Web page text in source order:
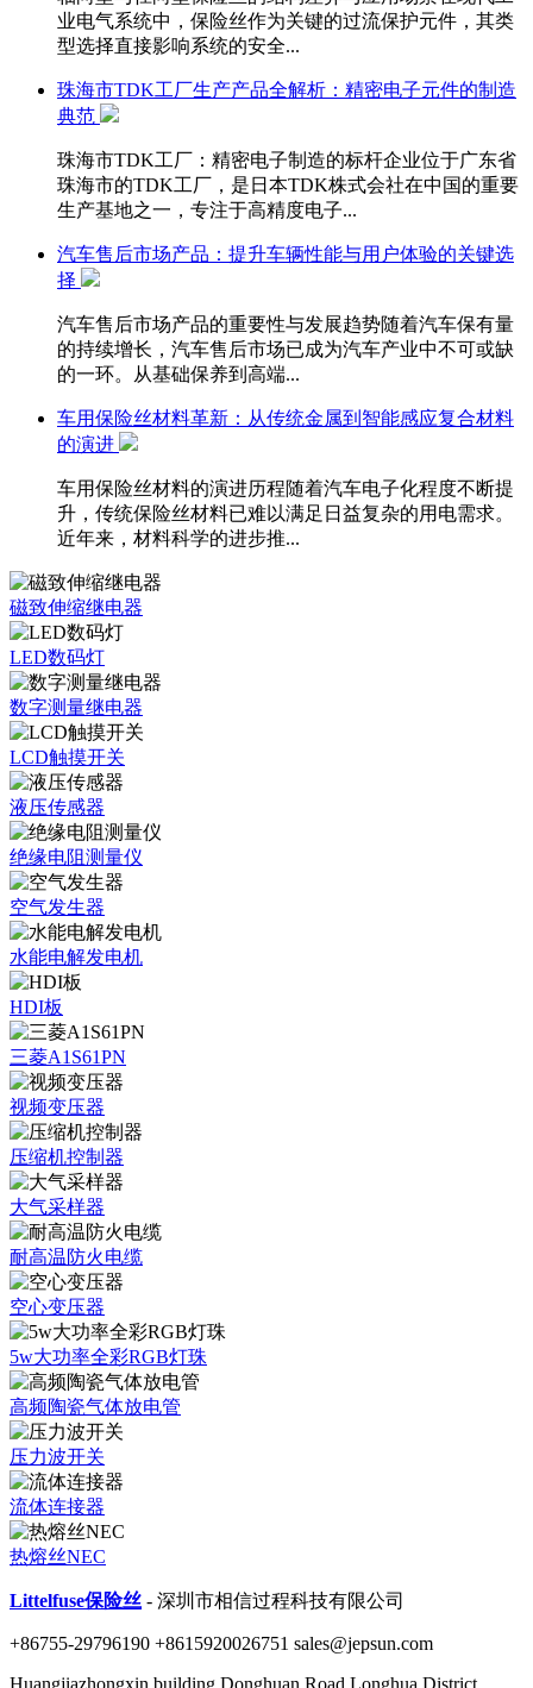
业电气系统中，保险丝作为关键的过流保护元件，其类
型选择直接影响系统的安全...
珠海市TDK工厂生产产品全解析：精密电子元件的制造
典范
珠海市TDK工厂：精密电子制造的标杆企业位于广东省
珠海市的TDK工厂，是日本TDK株式会社在中国的重要
生产基地之一，专注于高精度电子...
汽车售后市场产品：提升车辆性能与用户体验的关键选
择
汽车售后市场产品的重要性与发展趋势随着汽车保有量
的持续增长，汽车售后市场已成为汽车产业中不可或缺
的一环。从基础保养到高端...
车用保险丝材料革新：从传统金属到智能感应复合材料
的演进
车用保险丝材料的演进历程随着汽车电子化程度不断提
升，传统保险丝材料已难以满足日益复杂的用电需求。
近年来，材料科学的进步推...
磁致伸缩继电器
LED数码灯
数字测量继电器
LCD触摸开关
液压传感器
绝缘电阻测量仪
空气发生器
水能电解发电机
HDI板
三菱A1S61PN
视频变压器
压缩机控制器
大气采样器
耐高温防火电缆
空心变压器
5w大功率全彩RGB灯珠
高频陶瓷气体放电管
压力波开关
流体连接器
热熔丝NEC
Littelfuse保险丝 - 深圳市相信过程科技有限公司
+86755-29796190 +8615920026751 sales@jepsun.com
Huangjiazhongxin building Donghuan Road Longhua District